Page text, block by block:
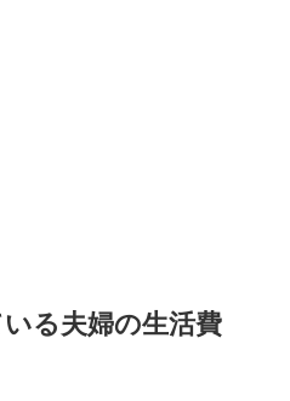
る夫婦の生活費